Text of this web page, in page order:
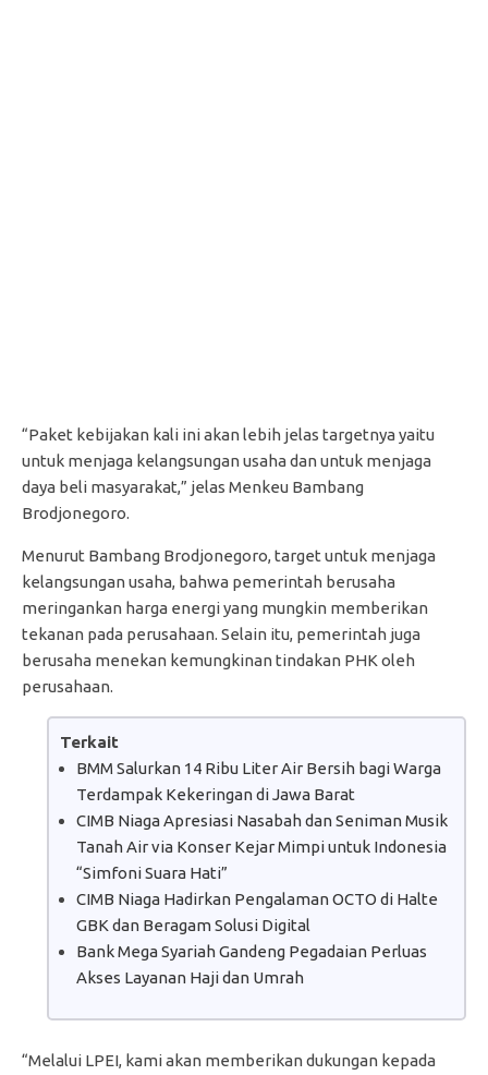
“Paket kebijakan kali ini akan lebih jelas targetnya yaitu
untuk menjaga kelangsungan usaha dan untuk menjaga
daya beli masyarakat,” jelas Menkeu Bambang
Brodjonegoro.
Menurut Bambang Brodjonegoro, target untuk menjaga
kelangsungan usaha, bahwa pemerintah berusaha
meringankan harga energi yang mungkin memberikan
tekanan pada perusahaan. Selain itu, pemerintah juga
berusaha menekan kemungkinan tindakan PHK oleh
perusahaan.
Terkait
BMM Salurkan 14 Ribu Liter Air Bersih bagi Warga
Terdampak Kekeringan di Jawa Barat
CIMB Niaga Apresiasi Nasabah dan Seniman Musik
Tanah Air via Konser Kejar Mimpi untuk Indonesia
“Simfoni Suara Hati”
CIMB Niaga Hadirkan Pengalaman OCTO di Halte
GBK dan Beragam Solusi Digital
Bank Mega Syariah Gandeng Pegadaian Perluas
Akses Layanan Haji dan Umrah
“Melalui LPEI, kami akan memberikan dukungan kepada